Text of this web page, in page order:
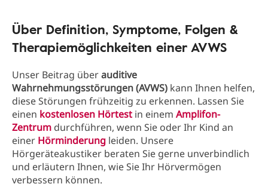
Über Definition, Symptome, Folgen &
Therapiemöglichkeiten einer AVWS
Unser Beitrag überauditive
Wahrnehmungsstörungen (AVWS) kann Ihnen helfen,
diese Störungen frühzeitig zu erkennen. Lassen Sie
einen kostenlosen Hörtest in einem Amplifon-
Zentrum durchführen, wenn Sie oder Ihr Kind an
einer Hörminderung leiden. Unsere
Hörgeräteakustiker beraten Sie gerne unverbindlich
und erläutern Ihnen, wie Sie Ihr Hörvermögen
verbessern können.